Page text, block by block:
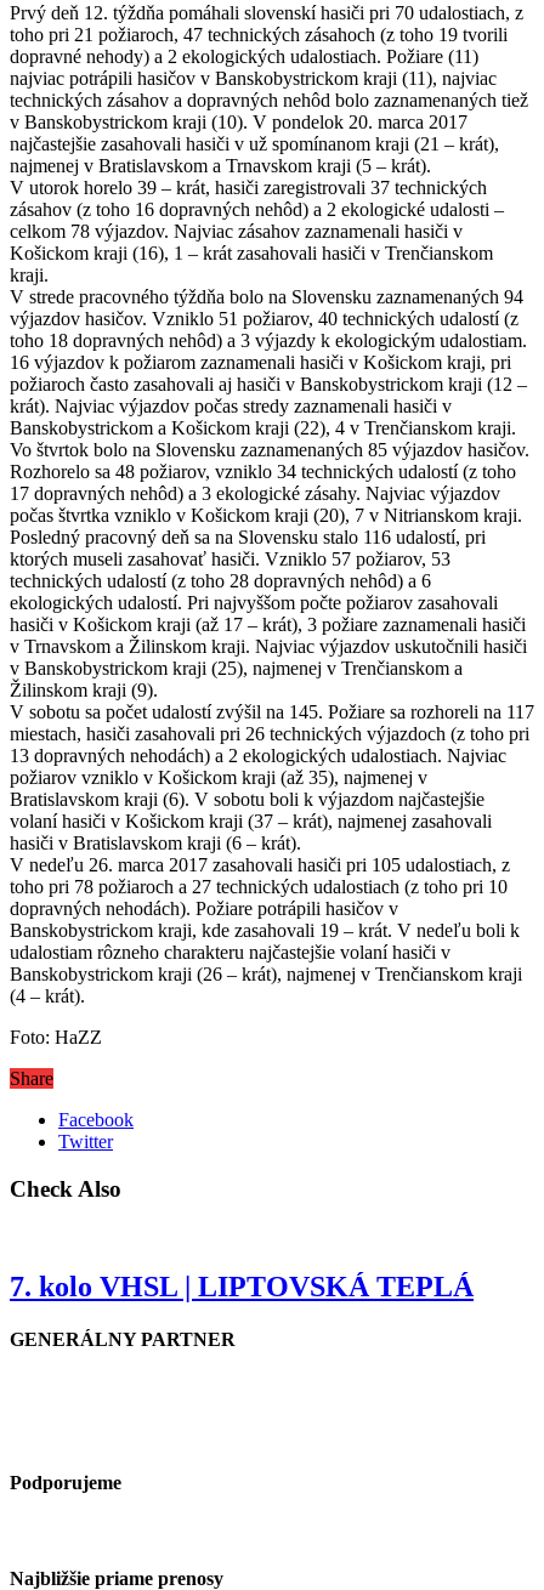
Prvý deň 12. týždňa pomáhali slovenskí hasiči pri 70 udalostiach, z
toho pri 21 požiaroch, 47 technických zásahoch (z toho 19 tvorili
dopravné nehody) a 2 ekologických udalostiach. Požiare (11)
najviac potrápili hasičov v Banskobystrickom kraji (11), najviac
technických zásahov a dopravných nehôd bolo zaznamenaných tiež
v Banskobystrickom kraji (10). V pondelok 20. marca 2017
najčastejšie zasahovali hasiči v už spomínanom kraji (21 – krát),
najmenej v Bratislavskom a Trnavskom kraji (5 – krát).
V utorok horelo 39 – krát, hasiči zaregistrovali 37 technických
zásahov (z toho 16 dopravných nehôd) a 2 ekologické udalosti –
celkom 78 výjazdov. Najviac zásahov zaznamenali hasiči v
Košickom kraji (16), 1 – krát zasahovali hasiči v Trenčianskom
kraji.
V strede pracovného týždňa bolo na Slovensku zaznamenaných 94
výjazdov hasičov. Vzniklo 51 požiarov, 40 technických udalostí (z
toho 18 dopravných nehôd) a 3 výjazdy k ekologickým udalostiam.
16 výjazdov k požiarom zaznamenali hasiči v Košickom kraji, pri
požiaroch často zasahovali aj hasiči v Banskobystrickom kraji (12 –
krát). Najviac výjazdov počas stredy zaznamenali hasiči v
Banskobystrickom a Košickom kraji (22), 4 v Trenčianskom kraji.
Vo štvrtok bolo na Slovensku zaznamenaných 85 výjazdov hasičov.
Rozhorelo sa 48 požiarov, vzniklo 34 technických udalostí (z toho
17 dopravných nehôd) a 3 ekologické zásahy. Najviac výjazdov
počas štvrtka vzniklo v Košickom kraji (20), 7 v Nitrianskom kraji.
Posledný pracovný deň sa na Slovensku stalo 116 udalostí, pri
ktorých museli zasahovať hasiči. Vzniklo 57 požiarov, 53
technických udalostí (z toho 28 dopravných nehôd) a 6
ekologických udalostí. Pri najvyššom počte požiarov zasahovali
hasiči v Košickom kraji (až 17 – krát), 3 požiare zaznamenali hasiči
v Trnavskom a Žilinskom kraji. Najviac výjazdov uskutočnili hasiči
v Banskobystrickom kraji (25), najmenej v Trenčianskom a
Žilinskom kraji (9).
V sobotu sa počet udalostí zvýšil na 145. Požiare sa rozhoreli na 117
miestach, hasiči zasahovali pri 26 technických výjazdoch (z toho pri
13 dopravných nehodách) a 2 ekologických udalostiach. Najviac
požiarov vzniklo v Košickom kraji (až 35), najmenej v
Bratislavskom kraji (6). V sobotu boli k výjazdom najčastejšie
volaní hasiči v Košickom kraji (37 – krát), najmenej zasahovali
hasiči v Bratislavskom kraji (6 – krát).
V nedeľu 26. marca 2017 zasahovali hasiči pri 105 udalostiach, z
toho pri 78 požiaroch a 27 technických udalostiach (z toho pri 10
dopravných nehodách). Požiare potrápili hasičov v
Banskobystrickom kraji, kde zasahovali 19 – krát. V nedeľu boli k
udalostiam rôzneho charakteru najčastejšie volaní hasiči v
Banskobystrickom kraji (26 – krát), najmenej v Trenčianskom kraji
(4 – krát).
Foto: HaZZ
Share
Facebook
Twitter
Check Also
7. kolo VHSL | LIPTOVSKÁ TEPLÁ
GENERÁLNY PARTNER
Podporujeme
Najbližšie priame prenosy